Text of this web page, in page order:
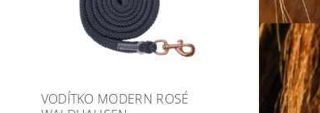
VODÍTKO MODERN ROSÉ